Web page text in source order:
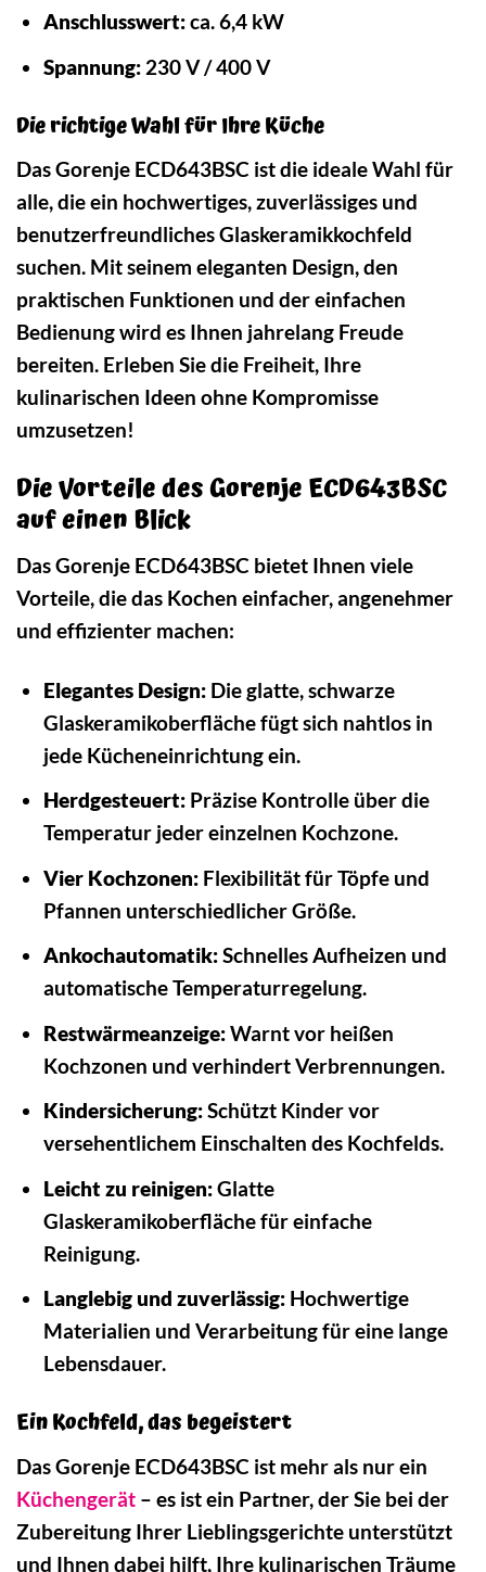
Anschlusswert:ca. 6,4 kW
Spannung:230 V / 400 V
Die richtige Wahl für Ihre Küche
Das Gorenje ECD643BSC ist die ideale Wahl für
alle, die ein hochwertiges, zuverlässiges und
benutzerfreundliches Glaskeramikkochfeld
suchen. Mit seinem eleganten Design, den
praktischen Funktionen und der einfachen
Bedienung wird es Ihnen jahrelang Freude
bereiten. Erleben Sie die Freiheit, Ihre
kulinarischen Ideen ohne Kompromisse
umzusetzen!
Die Vorteile des Gorenje ECD643BSC
auf einen Blick
Das Gorenje ECD643BSC bietet Ihnen viele
Vorteile, die das Kochen einfacher, angenehmer
und effizienter machen:
Elegantes Design:Die glatte, schwarze
Glaskeramikoberfläche fügt sich nahtlos in
jede Kücheneinrichtung ein.
Herdgesteuert:Präzise Kontrolle über die
Temperatur jeder einzelnen Kochzone.
Vier Kochzonen:Flexibilität für Töpfe und
Pfannen unterschiedlicher Größe.
Ankochautomatik:Schnelles Aufheizen und
automatische Temperaturregelung.
Restwärmeanzeige:Warnt vor heißen
Kochzonen und verhindert Verbrennungen.
Kindersicherung:Schützt Kinder vor
versehentlichem Einschalten des Kochfelds.
Leicht zu reinigen:Glatte
Glaskeramikoberfläche für einfache
Reinigung.
Langlebig und zuverlässig:Hochwertige
Materialien und Verarbeitung für eine lange
Lebensdauer.
Ein Kochfeld, das begeistert
Das Gorenje ECD643BSC ist mehr als nur ein
Küchengerät – es ist ein Partner, der Sie bei der
Zubereitung Ihrer Lieblingsgerichte unterstützt
und Ihnen dabei hilft, Ihre kulinarischen Träume